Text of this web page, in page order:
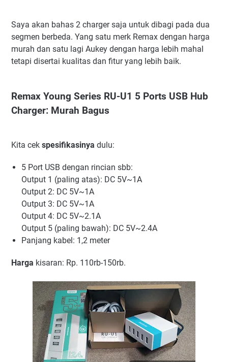
Saya akan bahas 2 charger saja untuk dibagi pada dua
segmen berbeda. Yang satu merk Remax dengan harga
murah dan satu lagi Aukey dengan harga lebih mahal
tetapi disertai kualitas dan fitur yang lebih baik.
Remax Young Series RU-U1 5 Ports USB Hub
Charger: Murah Bagus
Kita cek spesifikasinya dulu:
5 Port USB dengan rincian sbb:
Output 1 (paling atas): DC 5V~1A
Output 2: DC 5V~1A
Output 3: DC 5V~1A
Output 4: DC 5V~2.1A
Output 5 (paling bawah): DC 5V~2.4A
Panjang kabel: 1,2 meter
Harga kisaran: Rp. 110rb-150rb.